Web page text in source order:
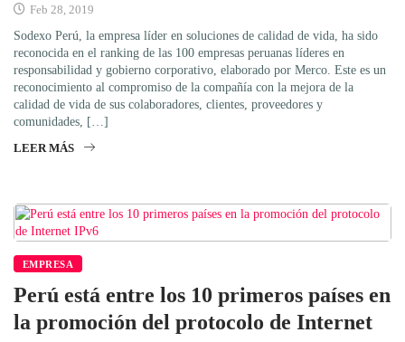
Feb 28, 2019
Sodexo Perú, la empresa líder en soluciones de calidad de vida, ha sido
reconocida en el ranking de las 100 empresas peruanas líderes en
responsabilidad y gobierno corporativo, elaborado por Merco. Este es un
reconocimiento al compromiso de la compañía con la mejora de la
calidad de vida de sus colaboradores, clientes, proveedores y
comunidades, […]
LEER MÁS
EMPRESA
Perú está entre los 10 primeros países en
la promoción del protocolo de Internet